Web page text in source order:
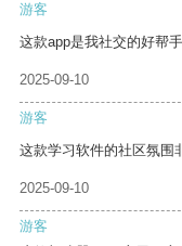
游客
这款app是我社交的好帮
2025-09-10
游客
这款学习软件的社区氛围
2025-09-10
游客